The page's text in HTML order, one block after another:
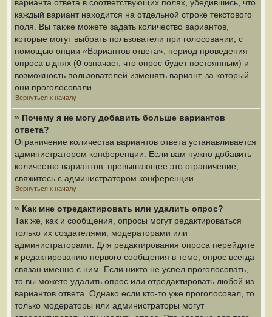
варианта ответа в соответствующих полях, убедившись, что
каждый вариант находится на отдельной строке текстового
поля. Вы также можете задать количество вариантов,
которые могут выбрать пользователи при голосовании, с
помощью опции «Вариантов ответа», период проведения
опроса в днях (0 означает, что опрос будет постоянным) и
возможность пользователей изменять вариант, за который
они проголосовали.
Вернуться к началу
» Почему я не могу добавить больше вариантов
ответа?
Ограничение количества вариантов ответа устанавливается
администратором конференции. Если вам нужно добавить
количество вариантов, превышающее это ограничение,
свяжитесь с администратором конференции.
Вернуться к началу
» Как мне отредактировать или удалить опрос?
Так же, как и сообщения, опросы могут редактироваться
только их создателями, модераторами или
администраторами. Для редактирования опроса перейдите
к редактированию первого сообщения в теме; опрос всегда
связан именно с ним. Если никто не успел проголосовать,
то вы можете удалить опрос или отредактировать любой из
вариантов ответа. Однако если кто-то уже проголосовал, то
только модераторы или администраторы могут